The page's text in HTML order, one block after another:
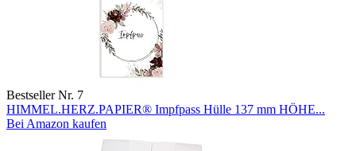
Bestseller Nr. 7
HIMMEL.HERZ.PAPIER® Impfpass Hülle 137 mm HÖHE...
Bei Amazon kaufen